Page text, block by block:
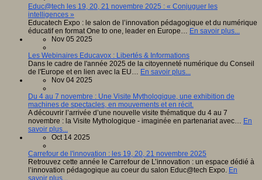
Educ@tech les 19, 20, 21 novembre 2025 : « Conjuguer les
intelligences »
Educatech Expo : le salon de l’innovation pédagogique et du numérique
éducatif en format One to one, leader en Europe… En savoir plus...
Nov 05 2025
Les Webinaires Educavox : Libertés & Informations
Dans le cadre de l'année 2025 de la citoyenneté numérique du Conseil
de l'Europe et en lien avec la EU… En savoir plus...
Nov 04 2025
Du 4 au 7 novembre : Une Visite Mythologique, une exhibition de
machines de spectacles, en mouvements et en récit.
A découvrir l’arrivée d’une nouvelle visite thématique du 4 au 7
novembre : la Visite Mythologique - imaginée en partenariat avec… En
savoir plus...
Oct 14 2025
Carrefour de l'innovation : les 19, 20, 21 novembre 2025
Retrouvez cette année le Carrefour de L’innovation : un espace dédié à
l’innovation pédagogique au coeur du salon Educ@tech Expo. En
savoir plus...